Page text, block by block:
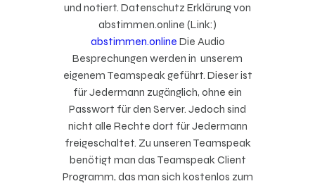
und notiert. Datenschutz Erklärung von
abstimmen.online (Link:)
abstimmen.online Die Audio
Besprechungen werden in unserem
eigenem Teamspeak geführt. Dieser ist
für Jedermann zugänglich, ohne ein
Passwort für den Server. Jedoch sind
nicht alle Rechte dort für Jedermann
freigeschaltet. Zu unseren Teamspeak
benötigt man das Teamspeak Client
Programm, das man sich kostenlos zum